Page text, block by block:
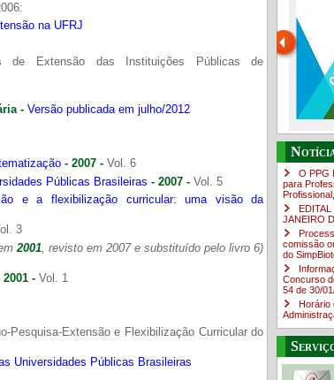
na UFRJ
de Extensão das Instituições Públicas de
- Versão publicada em julho/2012
- 2007 - Vol. 6
Públicas Brasileiras - 2007 -Vol. 5
e a flexibilização curricular: uma visão da
3
2001, revisto em 2007 e substituído pelo livro 6)
2001 - Vol. 1
Pesquisa-Extensão e Flexibilização Curricular do
Universidades Públicas Brasileiras
Guia
O PPG
para
JANEIRO
comissão
do
Concurso
54 de 30/
Horário